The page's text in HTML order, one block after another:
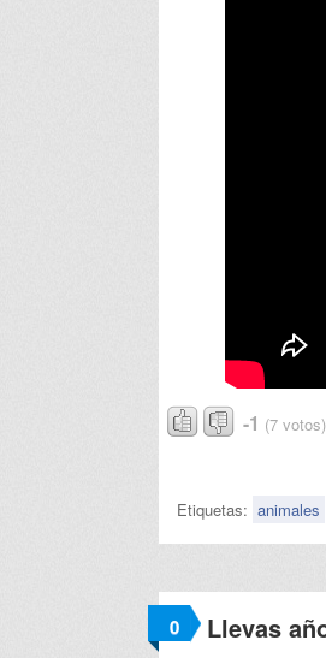
-1 (7 votos)
Etiquetas: animales
0 Llevas